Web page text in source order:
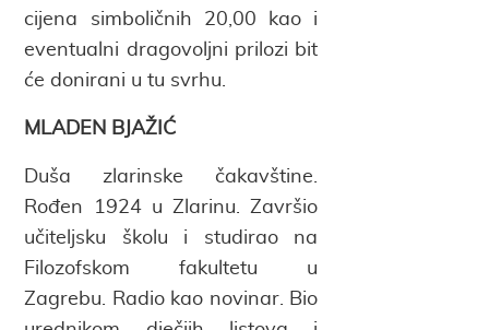
cijena simboličnih 20,00 kao i
eventualni dragovoljni prilozi bit
će donirani u tu svrhu.
MLADEN BJAŽIĆ
Duša zlarinske čakavštine.
Rođen 1924 u Zlarinu. Završio
učiteljsku školu i studirao na
Filozofskom fakultetu u
Zagrebu. Radio kao novinar. Bio